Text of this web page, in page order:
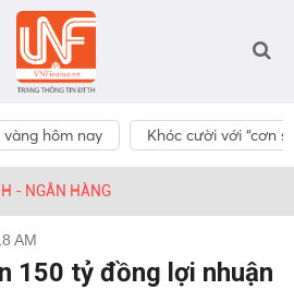
vàng hôm nay Khóc cười với “cơn
- NGÂN HÀNG
AM
150 tỷ đồng lợi nhuận